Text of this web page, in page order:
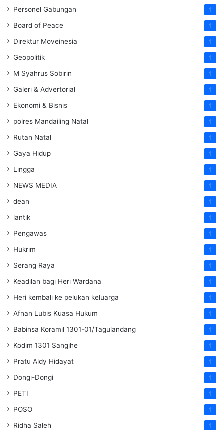
Personel Gabungan 1
Board of Peace 1
Direktur Moveinesia 1
Geopolitik 1
M Syahrus Sobirin 1
Galeri & Advertorial 1
Ekonomi & Bisnis 1
polres Mandailing Natal 1
Rutan Natal 1
Gaya Hidup 1
Lingga 1
NEWS MEDIA 1
dean 1
lantik 1
Pengawas 1
Hukrim 1
Serang Raya 1
Keadilan bagi Heri Wardana 1
Heri kembali ke pelukan keluarga 1
Afnan Lubis Kuasa Hukum 1
Babinsa Koramil 1301-01/Tagulandang 1
Kodim 1301 Sangihe 1
Pratu Aldy Hidayat 1
Dongi-Dongi 1
PETI 1
POSO 1
Ridha Saleh 1